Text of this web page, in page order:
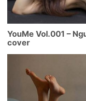
YouMe Vol.001 –
cover